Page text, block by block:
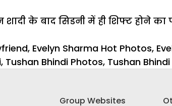
के बाद सिडनी में ही शिफ्ट होने का
, Evelyn Sharma Hot Photos,
, Tushan Bhindi Photos, Tushan
Group Websites